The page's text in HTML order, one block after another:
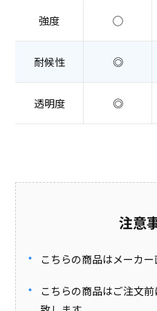
強度 ◯
耐候性 ◎
透明度 ◎
注意
こちらの商品はメーカー
こちらの商品はご注文